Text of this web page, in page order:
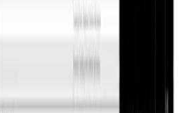
กเซิร์ฟเวอร์ของบัญชีของคุณ
และรหัสผ่านของคุณ